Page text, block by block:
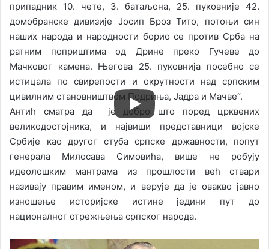
припадник 10. чете, 3. батаљона, 25. пуковније 42.
домобранске дивизије Јосип Броз Тито, потоњи син
наших народа и народности борио се против Срба на
ратним поприштима од Дрине преко Гучеве до
Мачковог камена. Његова 25. пуковнија посебно се
истицала по свирепости и окрутности над српским
цивилним становништвом Подриња, Јадра и Мачве“.
Антић сматра да је добро што поред црквених
великодостојника, и највиши представници војске
Србије као другог стуба српске државности, попут
генерала Милосава Симовића, више не робују
идеолошким мантрама из прошлости већ ствари
називају правим именом, и верује да је овакво јавно
изношење историјске истине једини пут до
националног отрежњења српског народа.